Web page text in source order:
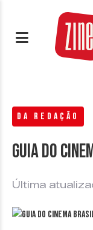
DA REDAÇÃO
Guia do
Última